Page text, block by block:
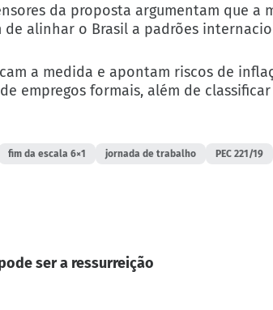
da proposta argumentam que a
alinhar o Brasil a padrões
a medida e apontam riscos de
empregos formais, além de
fim da escala 6×1 jornada de trabalho PEC 221/19
ser a ressurreição